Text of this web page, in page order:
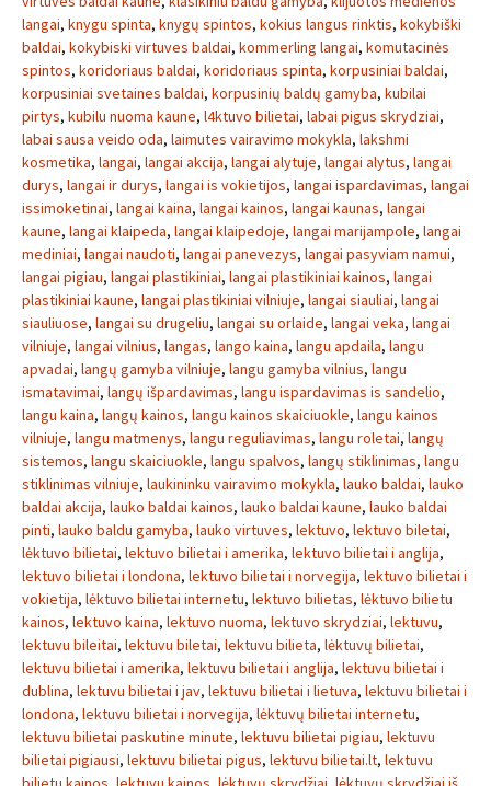
langai, knygu spinta, knygų spintos, kokius langus rinktis, kokybiški
baldai, kokybiski virtuves baldai, kommerling langai, komutacinės
spintos, koridoriaus baldai, koridoriaus spinta, korpusiniai baldai,
korpusiniai svetaines baldai, korpusinių baldų gamyba, kubilai
pirtys, kubilu nuoma kaune, l4ktuvo bilietai, labai pigus skrydziai,
labai sausa veido oda, laimutes vairavimo mokykla, lakshmi
kosmetika, langai, langai akcija, langai alytuje, langai alytus, langai
durys, langai ir durys, langai is vokietijos, langai ispardavimas, langai
issimoketinai, langai kaina, langai kainos, langai kaunas, langai
kaune, langai klaipeda, langai klaipedoje, langai marijampole, langai
mediniai, langai naudoti, langai panevezys, langai pasyviam namui,
langai pigiau, langai plastikiniai, langai plastikiniai kainos, langai
plastikiniai kaune, langai plastikiniai vilniuje, langai siauliai, langai
siauliuose, langai su drugeliu, langai su orlaide, langai veka, langai
vilniuje, langai vilnius, langas, lango kaina, langu apdaila, langu
apvadai, langų gamyba vilniuje, langu gamyba vilnius, langu
ismatavimai, langų išpardavimas, langu ispardavimas is sandelio,
langu kaina, langų kainos, langu kainos skaiciuokle, langu kainos
vilniuje, langu matmenys, langu reguliavimas, langu roletai, langų
sistemos, langu skaiciuokle, langu spalvos, langų stiklinimas, langu
stiklinimas vilniuje, laukininku vairavimo mokykla, lauko baldai, lauko
baldai akcija, lauko baldai kainos, lauko baldai kaune, lauko baldai
pinti, lauko baldu gamyba, lauko virtuves, lektuvo, lektuvo biletai,
lėktuvo bilietai, lektuvo bilietai i amerika, lektuvo bilietai i anglija,
lektuvo bilietai i londona, lektuvo bilietai i norvegija, lektuvo bilietai i
vokietija, lėktuvo bilietai internetu, lektuvo bilietas, lėktuvo bilietu
kainos, lektuvo kaina, lektuvo nuoma, lektuvo skrydziai, lektuvu,
lektuvu bileitai, lektuvu biletai, lektuvu bilieta, lėktuvų bilietai,
lektuvu bilietai i amerika, lektuvu bilietai i anglija, lektuvu bilietai i
dublina, lektuvu bilietai i jav, lektuvu bilietai i lietuva, lektuvu bilietai i
londona, lektuvu bilietai i norvegija, lėktuvų bilietai internetu,
lektuvu bilietai paskutine minute, lektuvu bilietai pigiau, lektuvu
bilietai pigiausi, lektuvu bilietai pigus, lektuvu bilietai.lt, lektuvu